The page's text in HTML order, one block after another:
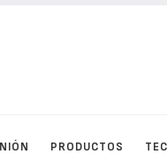
PRODUCTOS